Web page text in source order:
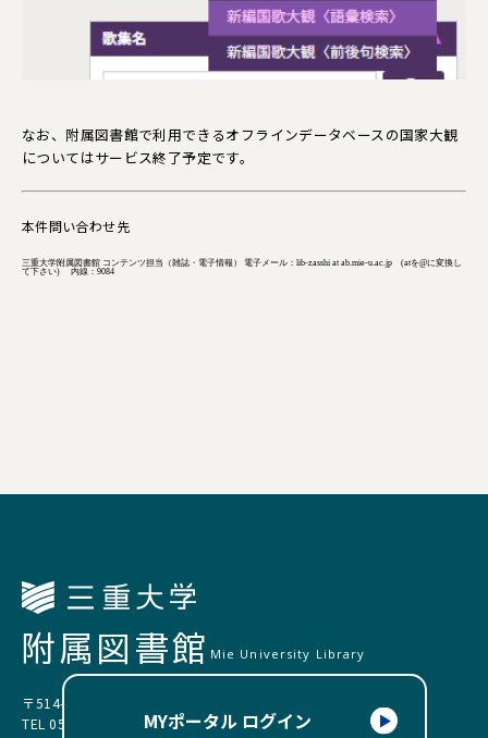
なお、附属図書館で利用できるオフラインデータベースの国家大観
についてはサービス終了予定です。
本件問い合わせ先
三重大学附属図書館 コンテンツ担当（雑誌・電子情報） 電子メール：lib-zasshi at ab.mie-u.ac.jp (atを@に変換し
て下さい) 内線：9084
MYポータル ログイン
附属図書館 Mie University Library
〒514-8507 三重県津市栗真町屋町1577
TEL 059-231-9089（サービス企画担当）